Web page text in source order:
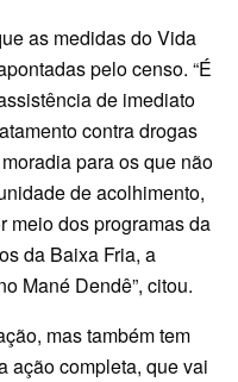
as medidas do Vida
pelo censo. “É
de imediato
contra drogas
para os que não
de acolhimento,
meio dos programas da
da Baixa Fria, a
Mané Dendê”, citou.
mas também tem
ação completa, que vai